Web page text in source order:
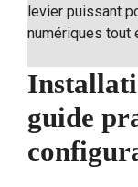
levier puissant
numériques tout
guide